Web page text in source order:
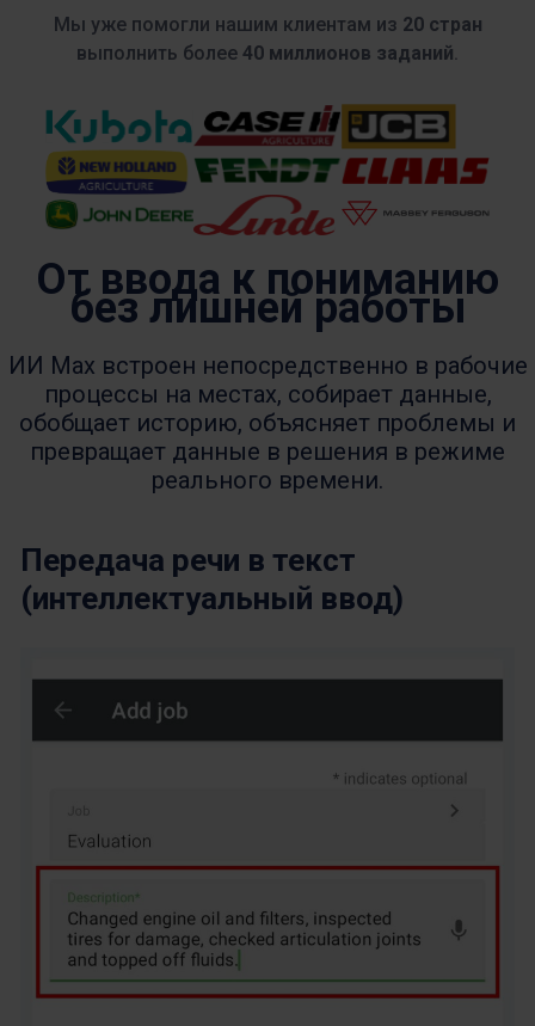
Мы уже помогли нашим клиентам из 20 стран
выполнить более 40 миллионов заданий
От ввода к пониманию
без лишней работы
ИИ Max встроен непосредственно в рабочие
процессы на местах, собирает данные,
обобщает историю, объясняет проблемы и
превращает данные в решения в режиме
реального времени.
Передача речи в текст
(интеллектуальный ввод)